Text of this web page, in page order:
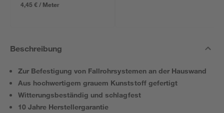
4,45 € / Meter
Beschreibung
Zur Befestigung von Fallrohrsystemen an der Hauswand
Aus hochwertigem grauem Kunststoff gefertigt
Witterungsbeständig und schlagfest
10 Jahre Herstellergarantie